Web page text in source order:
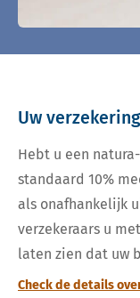
Uw
Hebt u een
standaard 10%
als onafhankelijk
verzekeraars u
laten zien dat uw
Check de details